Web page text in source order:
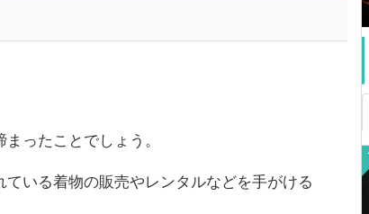
ったことでしょう。
いる着物の販売やレンタルなどを手がける